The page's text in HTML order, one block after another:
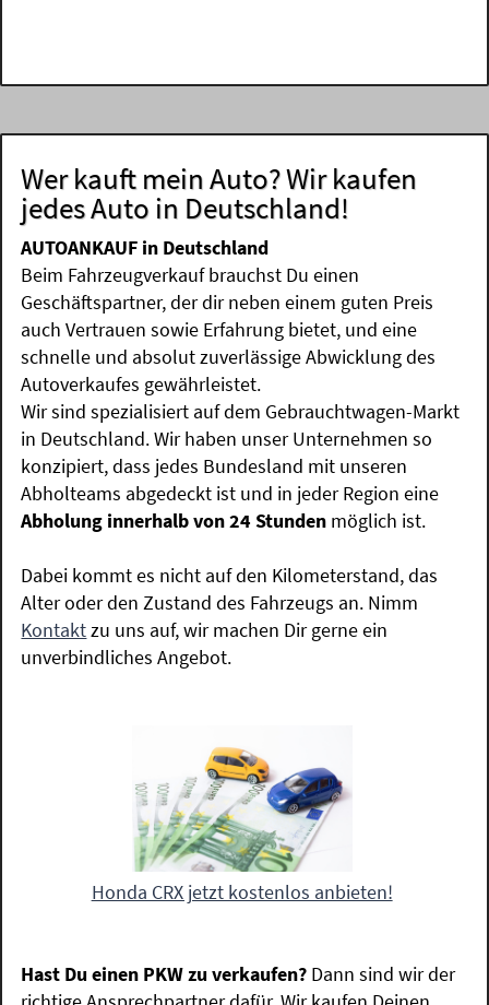
Wer kauft mein Auto? Wir kaufen
jedes Auto in Deutschland!
AUTOANKAUF in Deutschland
Beim Fahrzeugverkauf brauchst Du einen
Geschäftspartner, der dir neben einem guten Preis
auch Vertrauen sowie Erfahrung bietet, und eine
schnelle und absolut zuverlässige Abwicklung des
Autoverkaufes gewährleistet.
Wir sind spezialisiert auf dem Gebrauchtwagen-Markt
in Deutschland. Wir haben unser Unternehmen so
konzipiert, dass jedes Bundesland mit unseren
Abholteams abgedeckt ist und in jeder Region eine
Abholung innerhalb von 24 Stunden möglich ist.
Dabei kommt es nicht auf den Kilometerstand, das
Alter oder den Zustand des Fahrzeugs an. Nimm
Kontaktzu uns auf, wir machen Dir gerne ein
unverbindliches Angebot.
Honda CRX jetzt kostenlos anbieten!
Hast Du einen PKW zu verkaufen? Dann sind wir der